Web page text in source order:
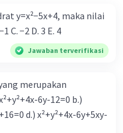
y=x²−5x+4, maka nilai
C. −2 D. 3 E. 4
Jawaban terverifikasi
merupakan
d.) x²+y²+4x-6y+5xy-